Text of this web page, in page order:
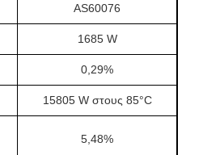
AS60076
1685 W
0,29%
15805 W στους 85°C
5,48%